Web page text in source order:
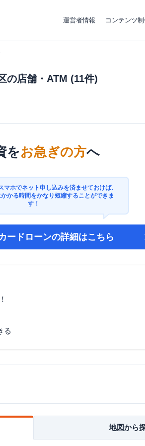
運営者情報 コンテンツ
の店舗・ATM (11件)
をお急ぎの方へ
マホでネット申し込みを済ませておけば、
かる時間をかなり短縮することができま
す！
ードローンの詳細はこちら
る
地図から